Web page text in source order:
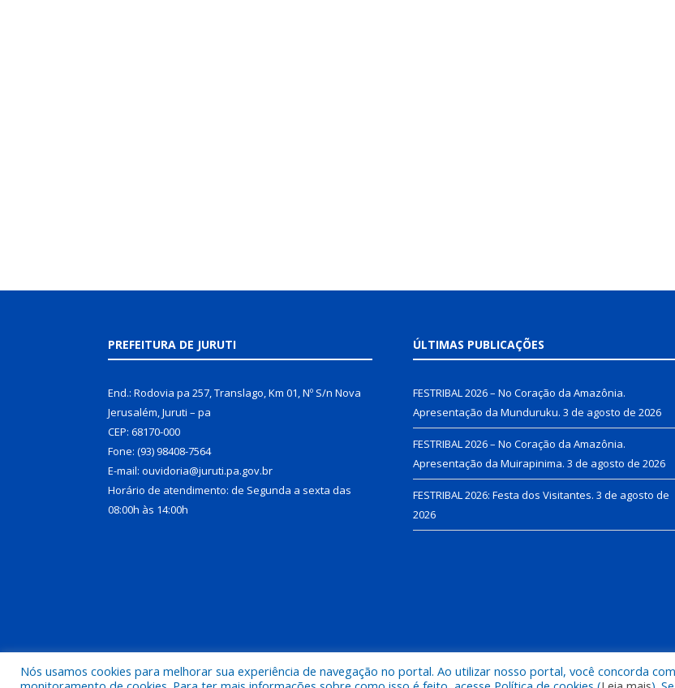
PREFEITURA DE JURUTI
End.: Rodovia pa 257, Translago, Km 01, Nº S/n Nova
Jerusalém, Juruti – pa
CEP: 68170-000
Fone: (93) 98408-7564
E-mail: ouvidoria@juruti.pa.gov.br
Horário de atendimento: de Segunda a sexta das
08:00h às 14:00h
ÚLTIMAS PUBLICAÇÕES
FESTRIBAL 2026 – No Coração da Amazônia.
Apresentação da Munduruku. 3 de agosto de 2026
FESTRIBAL 2026 – No Coração da Amazônia.
Apresentação da Muirapinima. 3 de agosto de 2026
FESTRIBAL 2026: Festa dos Visitantes. 3 de agosto de
2026
Todos os direitos reservados a Prefeitura Municipal de Juruti.
Nós usamos cookies para melhorar sua experiência de navegação no portal. Ao utilizar nosso portal, você concorda